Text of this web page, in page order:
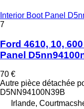
Interior Boot Panel
7
Ford 4610, 10,
Panel
70 €
Autre pièce détachée
D5NN94100N39B
Irlande,